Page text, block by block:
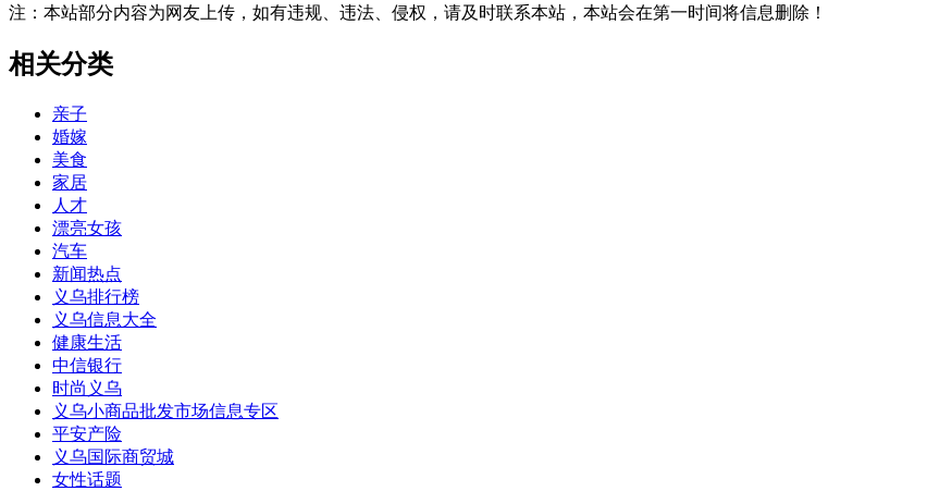
注：本站部分内容为网友上传，如有违规、违法、侵权，请及时联系本站，本站会在第一时间将信息删除！
相关分类
亲子
婚嫁
美食
家居
人才
漂亮女孩
汽车
新闻热点
义乌排行榜
义乌信息大全
健康生活
中信银行
时尚义乌
义乌小商品批发市场信息专区
平安产险
义乌国际商贸城
女性话题